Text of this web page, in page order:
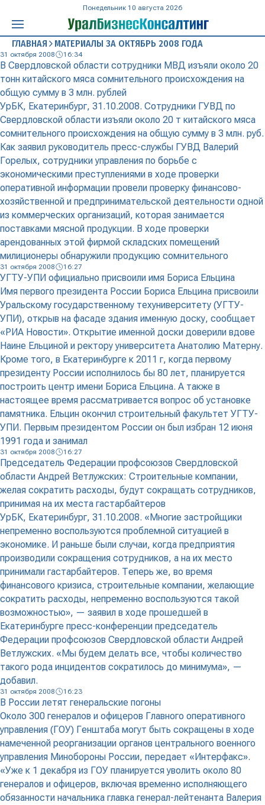
Понедельник 10 августа 2026
ГЛАВНАЯ МАТЕРИАЛЫ ЗА ОКТЯБРЬ 2008 ГОДА
31 октября 2008 16:34
В Свердловской области сотрудники МВД изъяли около 20
тонн китайского мяса сомнительного происхождения на
общую сумму в 3 млн. рублей
УрБК, Екатеринбург, 31.10.2008. Сотрудники ГУВД по
Свердловской области изъяли около 20 т китайского мяса
сомнительного происхождения на общую сумму в 3 млн. руб.
Как заявил руководитель пресс-службы ГУВД Валерий
Горелых, сотрудники управления по борьбе с
экономическими преступлениями в ходе проверки
оперативной информации провели проверку финансово-
хозяйственной и предпринимательской деятельности одной
из коммерческих организаций, которая занимается
поставками мясной продукции. В ходе проверки
арендованных этой фирмой складских помещений
милиционеры обнаружили продукцию сомнительного
31 октября 2008 16:27
УГТУ-УПИ официально присвоили имя Бориса Ельцина
Имя первого президента России Бориса Ельцина присвоили
Уральскому государственному техуниверситету (УГТУ-
УПИ), открыв на фасаде здания именную доску, сообщает
«РИА Новости». Открытие именной доски доверили вдове
Наине Ельциной и ректору университета Анатолию Матерну.
Кроме того, в Екатеринбурге к 2011 г, когда первому
президенту России исполнилось бы 80 лет, планируется
построить центр имени Бориса Ельцина. А также в
настоящее время рассматривается вопрос об установке
памятника. Ельцин окончил строительный факультет УГТУ-
УПИ. Первым президентом России он был избран 12 июня
1991 года и занимал
31 октября 2008 16:27
Председатель Федерации профсоюзов Свердловской
области Андрей Ветлужских: Строительные компании,
желая сократить расходы, будут сокращать сотрудников,
принимая на их места гастарбайтеров
УрБК, Екатеринбург, 31.10.2008. «Многие застройщики
непременно воспользуются проблемной ситуацией в
экономике. И раньше были случаи, когда предприятия
производили сокращения сотрудников, а на их место
принимали гастарбайтеров. Теперь же, во время
финансового кризиса, строительные компании, желающие
сократить расходы, непременно воспользуются такой
возможностью», — заявил в ходе прошедшей в
Екатеринбурге пресс-конференции председатель
Федерации профсоюзов Свердловской области Андрей
Ветлужских. «Мы будем делать все, чтобы количество
такого рода инцидентов сократилось до минимума», —
добавил.
31 октября 2008 16:23
В России летят генеральские погоны
Около 300 генералов и офицеров Главного оперативного
управления (ГОУ) Генштаба могут быть сокращены в ходе
намеченной реорганизации органов центрального военного
управления Минобороны России, передает «Интерфакс».
«Уже к 1 декабря из ГОУ планируется уволить около 80
генералов и офицеров, включая временно исполняющего
обязанности начальника главка генерал-лейтенанта Валерия